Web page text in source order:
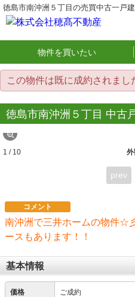
徳島市南沖洲５丁目の売買中古一戸
物件を買いたい
この物件は既に成約されまし
徳島市南沖洲５丁目 中古
1 / 10
prev
コメント
南沖洲で三井ホームの物件☆
ースもあります！！
基本情報
価格 ご成約